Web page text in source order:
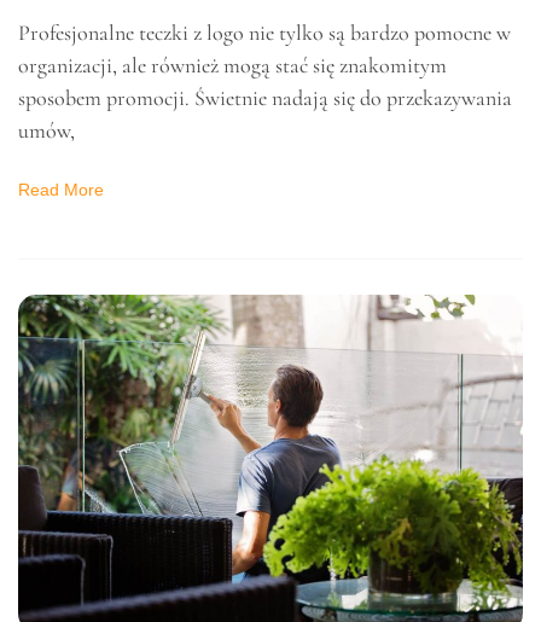
BIURO
Profesjonalne teczki z
logo – promuj swoją
firmę razem z nimi!
Profesjonalne teczki z logo nie tylko są bardzo pomocne w
organizacji, ale również mogą stać się znakomitym
sposobem promocji. Świetnie nadają się do przekazywania
umów,
Read More